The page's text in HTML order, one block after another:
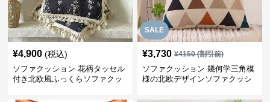
¥4,900 (税込)
ソファクッション 花柄タッセル
付き北欧風ふっくらソファクッ
SALE
¥3,730 ¥4150(割引前)
ソファクッション 幾何学三角模
様の北欧デザインソファクッシ